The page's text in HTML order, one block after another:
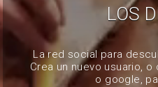
LOS
La red social para
Crea un nuevo usuario,
o google,